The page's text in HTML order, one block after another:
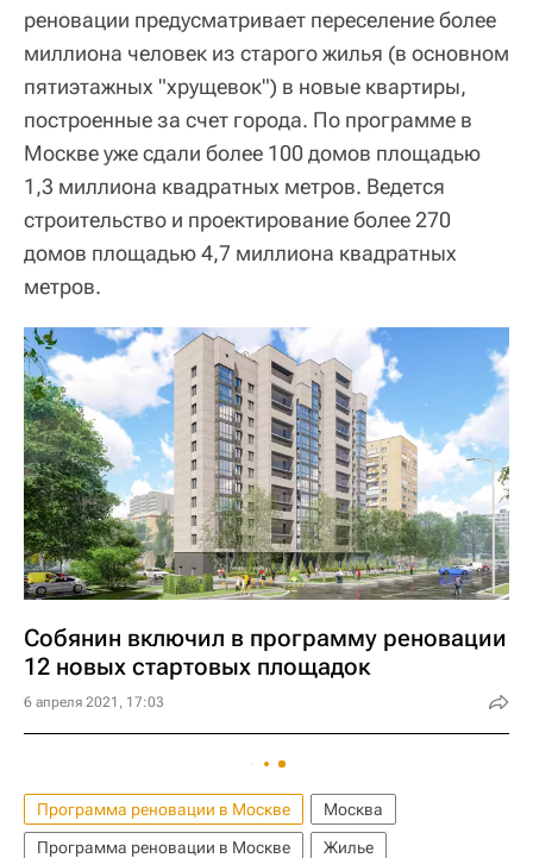
реновации предусматривает переселение более
миллиона человек из старого жилья (в основном
пятиэтажных "хрущевок") в новые квартиры,
построенные за счет города. По программе в
Москве уже сдали более 100 домов площадью
1,3 миллиона квадратных метров. Ведется
строительство и проектирование более 270
домов площадью 4,7 миллиона квадратных
метров.
Собянин включил в программу реновации
12 новых стартовых площадок
6 апреля 2021, 17:03
Программа реновации в Москве
Москва
Программа реновации в Москве
Жилье